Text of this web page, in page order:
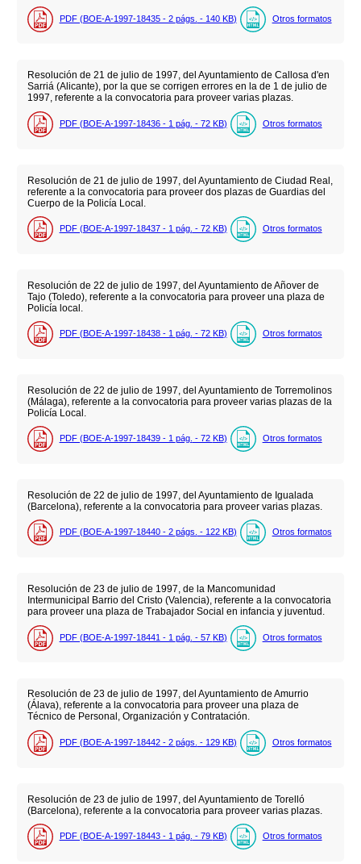
PDF (BOE-A-1997-18435 - 2 págs. - 140 KB) Otros formatos
Resolución de 21 de julio de 1997, del Ayuntamiento de Callosa d'en
Sarriá (Alicante), por la que se corrigen errores en la de 1 de julio de
1997, referente a la convocatoria para proveer varias plazas.
PDF (BOE-A-1997-18436 - 1 pág. - 72 KB) Otros formatos
Resolución de 21 de julio de 1997, del Ayuntamiento de Ciudad Real,
referente a la convocatoria para proveer dos plazas de Guardias del
Cuerpo de la Policía Local.
PDF (BOE-A-1997-18437 - 1 pág. - 72 KB) Otros formatos
Resolución de 22 de julio de 1997, del Ayuntamiento de Añover de
Tajo (Toledo), referente a la convocatoria para proveer una plaza de
Policía local.
PDF (BOE-A-1997-18438 - 1 pág. - 72 KB) Otros formatos
Resolución de 22 de julio de 1997, del Ayuntamiento de Torremolinos
(Málaga), referente a la convocatoria para proveer varias plazas de la
Policía Local.
PDF (BOE-A-1997-18439 - 1 pág. - 72 KB) Otros formatos
Resolución de 22 de julio de 1997, del Ayuntamiento de Igualada
(Barcelona), referente a la convocatoria para proveer varias plazas.
PDF (BOE-A-1997-18440 - 2 págs. - 122 KB) Otros formatos
Resolución de 23 de julio de 1997, de la Mancomunidad
Intermunicipal Barrio del Cristo (Valencia), referente a la convocatoria
para proveer una plaza de Trabajador Social en infancia y juventud.
PDF (BOE-A-1997-18441 - 1 pág. - 57 KB) Otros formatos
Resolución de 23 de julio de 1997, del Ayuntamiento de Amurrio
(Álava), referente a la convocatoria para proveer una plaza de
Técnico de Personal, Organización y Contratación.
PDF (BOE-A-1997-18442 - 2 págs. - 129 KB) Otros formatos
Resolución de 23 de julio de 1997, del Ayuntamiento de Torelló
(Barcelona), referente a la convocatoria para proveer varias plazas.
PDF (BOE-A-1997-18443 - 1 pág. - 79 KB) Otros formatos